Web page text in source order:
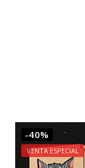
-40%
VENTA ESPECIAL